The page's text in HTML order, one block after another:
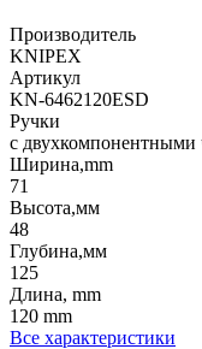
Производитель
KNIPEX
Артикул
KN-6462120ESD
Ручки
с двухкомпонентными
Ширина,mm
71
Высота,мм
48
Глубина,мм
125
Длина, mm
120 mm
Все характеристики